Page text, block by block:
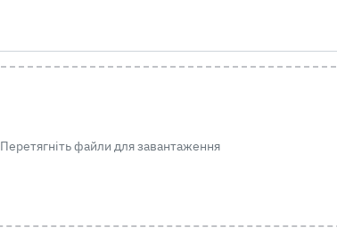
Перетягніть файли для завантаження